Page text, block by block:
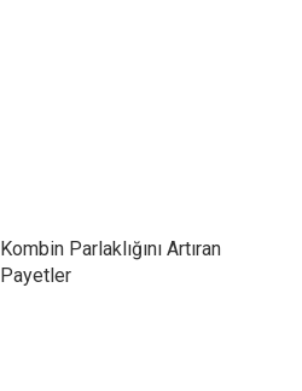
Kombin Parlaklığını Artıran
Payetler